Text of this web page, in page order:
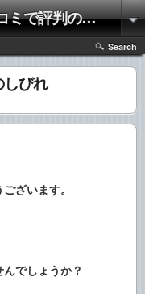
けんゆう整体院」
Search
びれ
ざいます。
でしょうか？